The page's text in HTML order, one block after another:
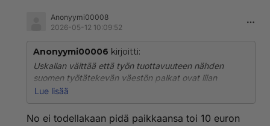
Anonyymi00008
2026-05-12 10:09:52
Anonyymi00006 kirjoitti:
Uskallan väittää että työn tuottavuuteen nähden
suomen työtätekevän väestön palkat ovat liian
korkeat.
muuntuvat yksinyrittäjäyrityksiksi.
Lue lisää
No ei todellakaan pidä paikkaansa toi 10 euron